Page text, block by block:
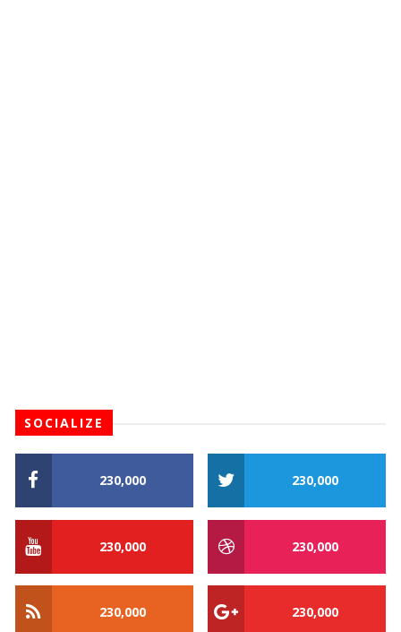
SOCIALIZE
230,000 230,000
230,000 230,000
230,000 230,000